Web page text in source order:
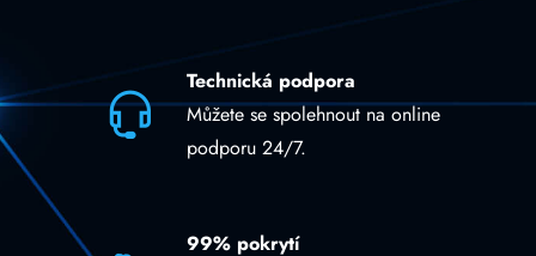
Technická podpora
Můžete se spolehnout na online
podporu 24/7.
99% pokrytí